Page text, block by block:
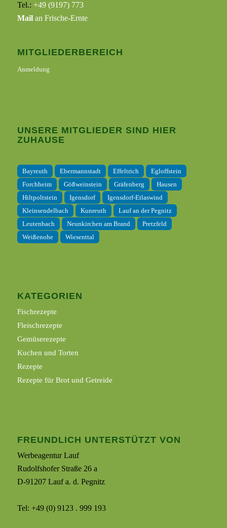
Tel.: +49 (9197) 773
Mailan Frische-Ernte
MITGLIEDERBEREICH
Anmeldung
UNSERE MITGLIEDER SIND HIER
ZUHAUSE
Bayreuth Ebermannstadt Effeltrich
Egloffstein
Forchheim
Gößweinstein Gräfenberg
Hausen
Hiltpoltstein
Igensdorf
Igensdorf-Etlaswind
Kleinsendelbach
Kunreuth
Lauf an der Pegnitz
Leutenbach
Neunkirchen am Brand
Pretzfeld
Weißenohe
Wiesenttal
KATEGORIEN
Fischrezepte
Fleischrezepte
Gemüserezepte
Kuchen und Torten
Rezepte
Rezepte für Brot und Getreide
FREUNDLICH UNTERSTÜTZT VON
Werbeagentur Lauf
Rudolfshofer Straße 26 a
D-91207 Lauf a. d. Pegnitz
Tel: +49 (0) 9123 . 999 193